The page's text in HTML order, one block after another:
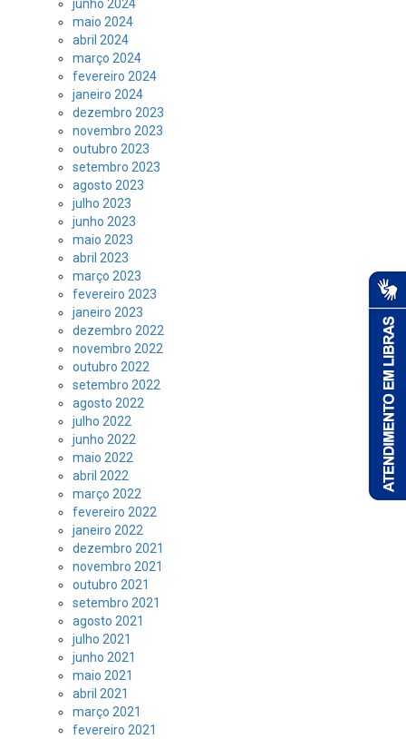
junho 2024
maio 2024
abril 2024
março 2024
fevereiro 2024
janeiro 2024
dezembro 2023
novembro 2023
outubro 2023
setembro 2023
agosto 2023
julho 2023
junho 2023
maio 2023
abril 2023
março 2023
fevereiro 2023
janeiro 2023
dezembro 2022
novembro 2022
outubro 2022
setembro 2022
agosto 2022
julho 2022
junho 2022
maio 2022
abril 2022
março 2022
fevereiro 2022
janeiro 2022
dezembro 2021
novembro 2021
outubro 2021
setembro 2021
agosto 2021
julho 2021
junho 2021
maio 2021
abril 2021
março 2021
fevereiro 2021